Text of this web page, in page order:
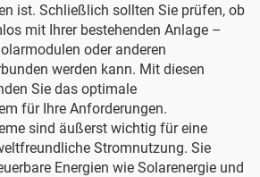
ist. Schließlich sollten Sie prüfen, ob
mit Ihrer bestehenden Anlage –
oder anderen
werden kann. Mit diesen
Sie das optimale
für Ihre Anforderungen.
sind äußerst wichtig für eine
Stromnutzung. Sie
Energien wie Solarenergie und